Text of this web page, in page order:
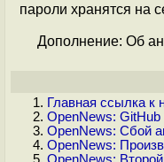
пароли хранятся на
Дополнение: Об
Главная ссылка к
OpenNews: GitHub
OpenNews: Сбой
OpenNews: